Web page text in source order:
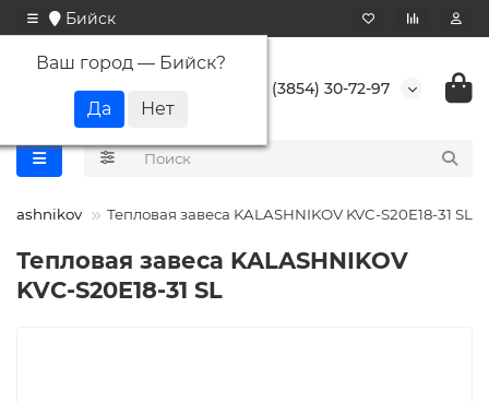
Бийск
Ваш город — Бийск?
+7 (3854) 30-72-97
Тепловая завеса KALASHNIKOV KVC-S20E18-31 SL
Тепловая завеса KALASHNIKOV
KVC-S20E18-31 SL